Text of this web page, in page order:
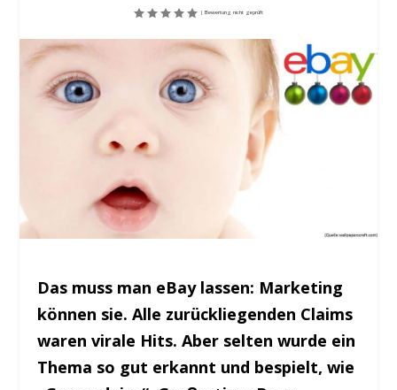
Das muss man eBay lassen: Marketing
können sie. Alle zurückliegenden Claims
waren virale Hits. Aber selten wurde ein
Thema so gut erkannt und bespielt, wie